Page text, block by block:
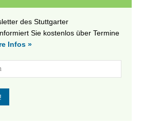
des Stuttgarter
Sie kostenlos über Termine
Infos »